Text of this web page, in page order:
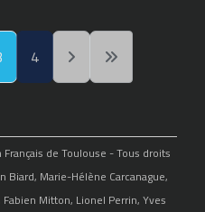
4
de Toulouse - Tous droits
Marie-Hélène Carcanague,
Mitton, Lionel Perrin, Yves